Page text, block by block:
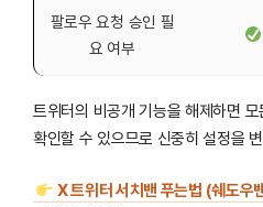
팔로우 요청 승인 필
요 여부
트위터의 비공개 기능을 해제하면
확인할 수 있으므로 신중히 설정을
X 트위터 서치밴 푸는법 (쉐도우